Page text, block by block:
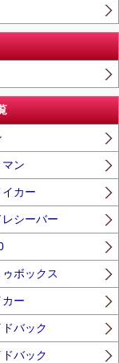
ン
カー
シーバー
ボックス
ー
バック
バック